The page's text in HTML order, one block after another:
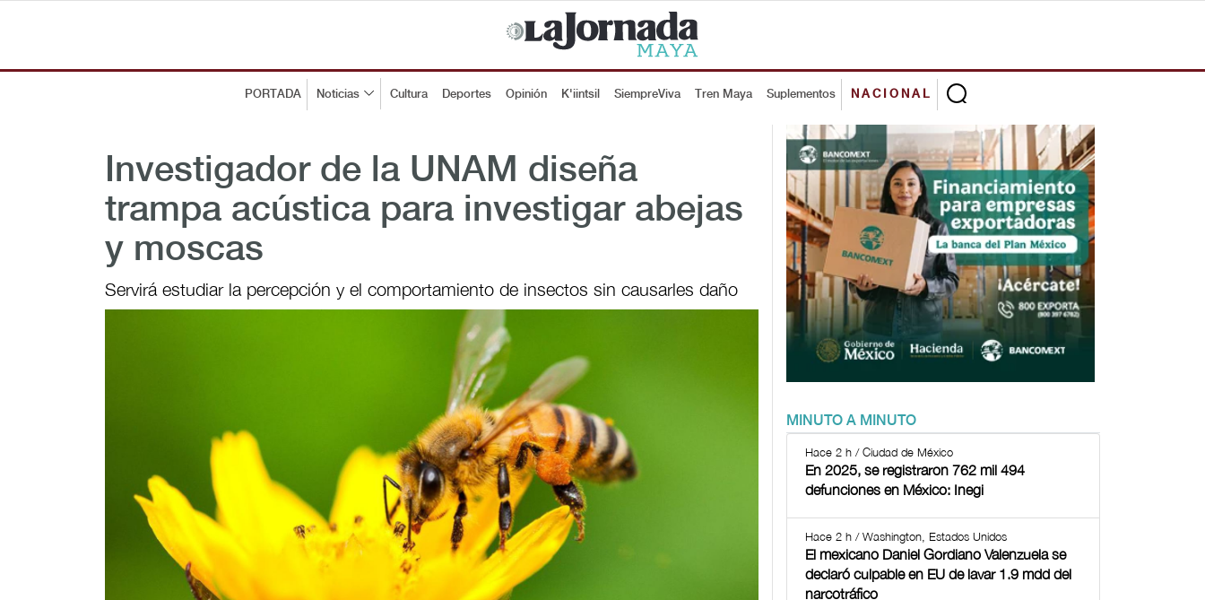
PORTADA Noticias Cultura Deportes Opinión K'iintsil SiempreViva Tren Maya Suplementos NACIONAL
Investigador de la UNAM diseña
trampa acústica para investigar abejas
y moscas
Servirá estudiar la percepción y el comportamiento de insectos sin causarles daño
MINUTO A MINUTO
Hace 2 h / Ciudad de México
En 2025, se registraron 762 mil 494
defunciones en México: Inegi
Hace 2 h / Washington, Estados Unidos
El mexicano Daniel Gordiano Valenzuela se
declaró culpable en EU de lavar 1.9 mdd del
narcotráfico